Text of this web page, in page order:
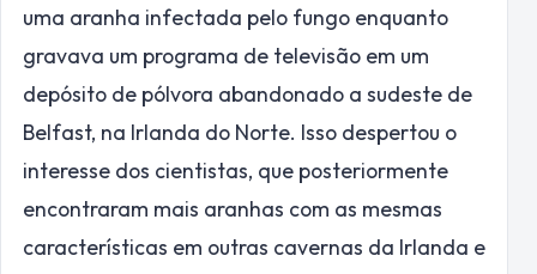
uma aranha infectada pelo fungo enquanto
gravava um programa de televisão em um
depósito de pólvora abandonado a sudeste de
Belfast, na Irlanda do Norte. Isso despertou o
interesse dos cientistas, que posteriormente
encontraram mais aranhas com as mesmas
características em outras cavernas da Irlanda e